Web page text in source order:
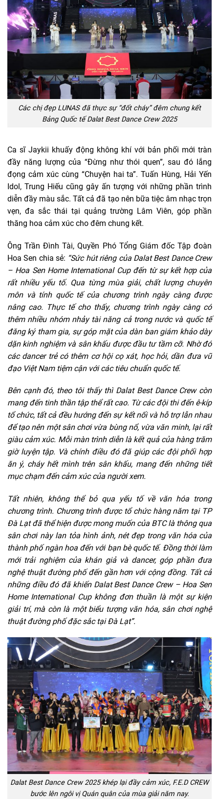
Các chị đẹp LUNAS đã thực sự “đốt cháy” đêm chung kết
Bảng Quốc tế Dalat Best Dance Crew 2025
Ca sĩ Jaykii khuấy động không khí với bản phối mới tràn
đầy năng lượng của “Đừng như thói quen”, sau đó lắng
đọng cảm xúc cùng “Chuyện hai ta”. Tuấn Hùng, Hải Yến
Idol, Trung Hiếu cũng gây ấn tượng với những phần trình
diễn đầy màu sắc. Tất cả đã tạo nên bữa tiệc âm nhạc trọn
vẹn, đa sắc thái tại quảng trường Lâm Viên, góp phần
thăng hoa cảm xúc cho đêm chung kết.
Ông Trần Đình Tài, Quyền Phó Tổng Giám đốc Tập đoàn
Hoa Sen chia sẻ: “Sức hút riêng của Dalat Best Dance Crew
– Hoa Sen Home International Cup đến từ sự kết hợp của
rất nhiều yếu tố. Qua từng mùa giải, chất lượng chuyên
môn và tính quốc tế của chương trình ngày càng được
nâng cao. Thực tế cho thấy, chương trình ngày càng có
thêm nhiều nhóm nhảy tài năng cả trong nước và quốc tế
đăng ký tham gia, sự góp mặt của dàn ban giám khảo dày
dặn kinh nghiệm và sân khấu được đầu tư tầm cỡ. Nhờ đó
các dancer trẻ có thêm cơ hội cọ xát, học hỏi, dần đưa vũ
đạo Việt Nam tiệm cận với các tiêu chuẩn quốc tế.
Bên cạnh đó, theo tôi thấy thì Dalat Best Dance Crew còn
mang đến tinh thần tập thể rất cao. Từ các đội thi đến ê-kíp
tổ chức, tất cả đều hướng đến sự kết nối và hỗ trợ lẫn nhau
để tạo nên một sân chơi vừa bùng nổ, vừa văn minh, lại rất
giàu cảm xúc. Mỗi màn trình diễn là kết quả của hàng trăm
giờ luyện tập. Và chính điều đó đã giúp các đội phối hợp
ăn ý, cháy hết mình trên sân khấu, mang đến những tiết
mục chạm đến cảm xúc của người xem.
Tất nhiên, không thể bỏ qua yếu tố về văn hóa trong
chương trình. Chương trình được tổ chức hàng năm tại TP
Đà Lạt đã thể hiện được mong muốn của BTC là thông qua
sân chơi này lan tỏa hình ảnh, nét đẹp trong văn hóa của
thành phố ngàn hoa đến với bạn bè quốc tế. Đồng thời làm
mới trải nghiệm của khán giả và dancer, góp phần đưa
nghệ thuật đường phố đến gần hơn với cộng đồng. Tất cả
những điều đó đã khiến Dalat Best Dance Crew – Hoa Sen
Home International Cup không đơn thuần là một sự kiện
giải trí, mà còn là một biểu tượng văn hóa, sân chơi nghệ
thuật đường phố đặc sắc tại Đà Lạt”.
Dalat Best Dance Crew 2025 khép lại đầy cảm xúc, F.E.D CREW
bước lên ngôi vị Quán quân của mùa giải năm nay.